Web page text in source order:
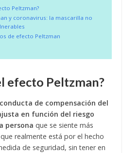
Peltzman?
y coronavirus: la mascarilla no
de efecto Peltzman
efecto Peltzman?
conducta de compensación del
en función del riesgo
persona que se siente más
realmente está por el hecho
de seguridad, sin tener en